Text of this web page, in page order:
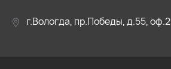
г.Вологда, пр.Победы, д.55, оф.2